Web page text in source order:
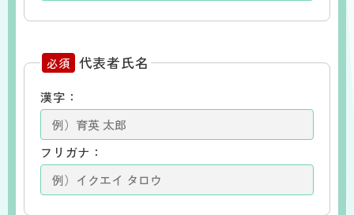
必須 代表者氏名
漢字：
フリガナ：